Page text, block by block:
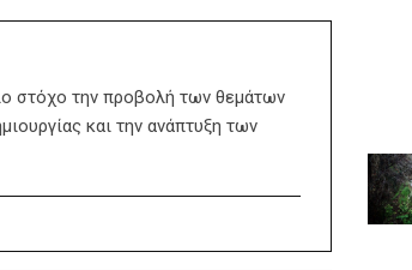
στόχο την προβολή των θεμάτων
και την ανάπτυξη των